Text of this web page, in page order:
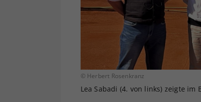
© Herbert Rosenkranz
Lea Sabadi (4. von links) zeigte im